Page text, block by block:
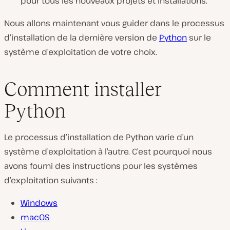
Nous allons maintenant vous guider dans le processus
d’installation de la dernière version de Python sur le
système d’exploitation de votre choix.
Comment installer
Python
Le processus d’installation de Python varie d’un
système d’exploitation à l’autre. C’est pourquoi nous
avons fourni des instructions pour les systèmes
d’exploitation suivants :
Windows
macOS